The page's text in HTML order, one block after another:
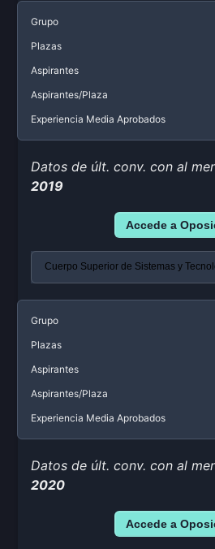
Grupo
Plazas
Aspirantes
Aspirantes/Plaza
Experiencia Media Aprobados
Datos de últ. conv. con al
2019
Accede a
Grupo
Plazas
Aspirantes
Aspirantes/Plaza
Experiencia Media Aprobados
Datos de últ. conv. con al
2020
Accede a